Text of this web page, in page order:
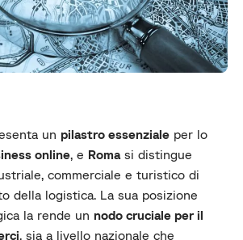
unpilastro essenziale per lo
online, e Romasi distingue
commerciale e turistico di
della logistica. La sua posizione
la rende unnodo cruciale per il
, sia a livello nazionale che